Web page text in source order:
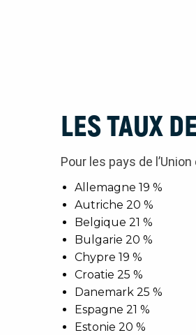
LES TAUX
Pour les pays de
Allemagne 19 %
Autriche 20 %
Belgique 21 %
Bulgarie 20 %
Chypre 19 %
Croatie 25 %
Danemark 25 %
Espagne 21 %
Estonie 20 %